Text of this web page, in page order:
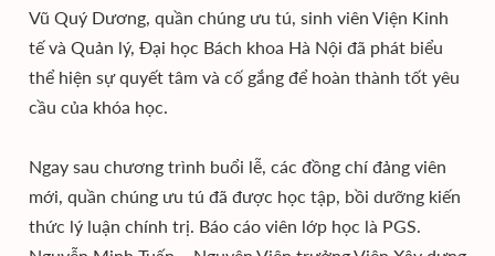
Vũ Quý Dương, quần chúng ưu tú, sinh viên Viện Kinh
tế và Quản lý, Đại học Bách khoa Hà Nội đã phát biểu
thể hiện sự quyết tâm và cố gắng để hoàn thành tốt yêu
cầu của khóa học.
Ngay sau chương trình buổi lễ, các đồng chí đảng viên
mới, quần chúng ưu tú đã được học tập, bồi dưỡng kiến
thức lý luận chính trị. Báo cáo viên lớp học là PGS.